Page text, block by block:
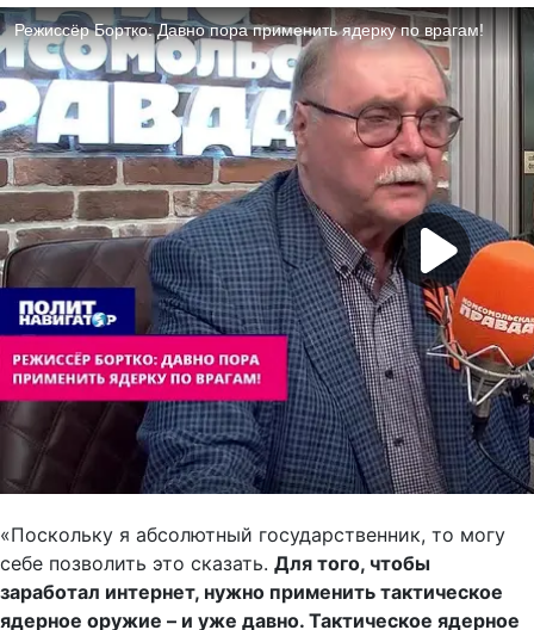
«Поскольку я абсолютный государственник, то могу
себе позволить это сказать. Для того, чтобы
заработал интернет, нужно применить тактическое
ядерное оружие – и уже давно. Тактическое ядерное